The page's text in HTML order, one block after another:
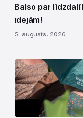
Balso par
idejām!
5. augusts, 2026.